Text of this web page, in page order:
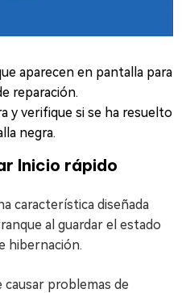
aparecen en pantalla para
reparación.
y verifique si se ha resuelto
negra.
Inicio rápido
característica diseñada
al guardar el estado
hibernación.
causar problemas de